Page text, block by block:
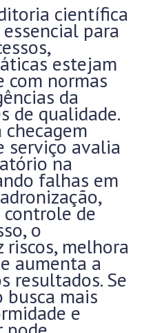
científica
para
estejam
com normas
da
de qualidade.
serviço avalia
na
falhas em
de
o
melhora
aumenta a
resultados. Se
mais
e